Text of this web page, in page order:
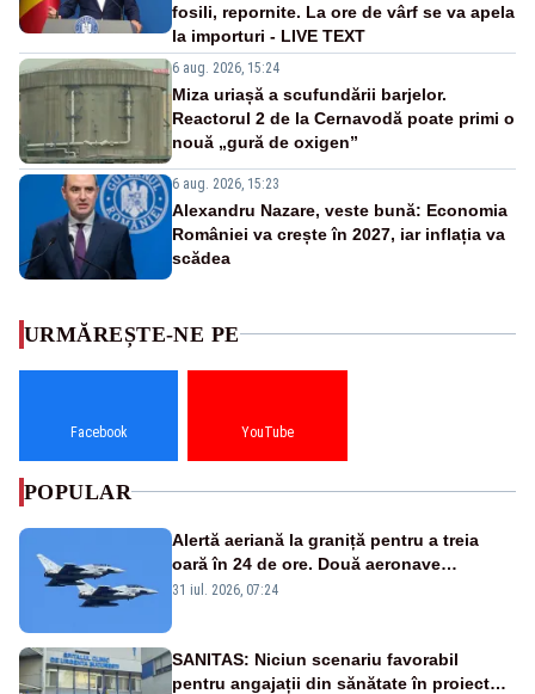
fosili, repornite. La ore de vârf se va apela
la importuri - LIVE TEXT
6 aug. 2026, 15:24
Miza uriașă a scufundării barjelor.
Reactorul 2 de la Cernavodă poate primi o
nouă „gură de oxigen”
6 aug. 2026, 15:23
Alexandru Nazare, veste bună: Economia
României va crește în 2027, iar inflația va
scădea
URMĂREȘTE-NE PE
Facebook YouTube
POPULAR
Alertă aeriană la graniță pentru a treia
oară în 24 de ore. Două aeronave
Eurofighter britanice au fost ridicate de la
31 iul. 2026, 07:24
SANITAS: Niciun scenariu favorabil
pentru angajații din sănătate în proiectul